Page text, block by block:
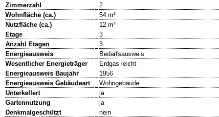
Zimmerzahl
2
Wohnfläche (ca.)
54 m²
Nutzfläche (ca.)
12 m²
Etage
3
Anzahl Etagen
3
Energieausweis
Bedarfsausweis
Wesentlicher Energieträger
Erdgas leicht
Energieausweis Baujahr
1956
Energieausweis Gebäudeart
Wohngebäude
Unterkellert
ja
Gartennutzung
ja
Denkmalgeschützt
nein